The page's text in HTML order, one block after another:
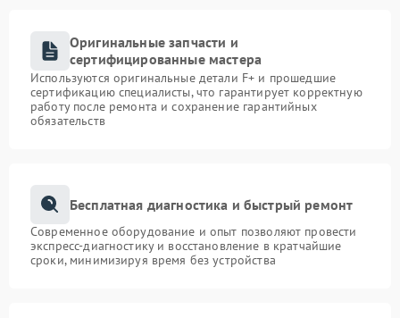
Оригинальные запчасти и
сертифицированные мастера
Используются оригинальные детали F+ и прошедшие
сертификацию специалисты, что гарантирует корректную
работу после ремонта и сохранение гарантийных
обязательств
Бесплатная диагностика и быстрый ремонт
Современное оборудование и опыт позволяют провести
экспресс-диагностику и восстановление в кратчайшие
сроки, минимизируя время без устройства